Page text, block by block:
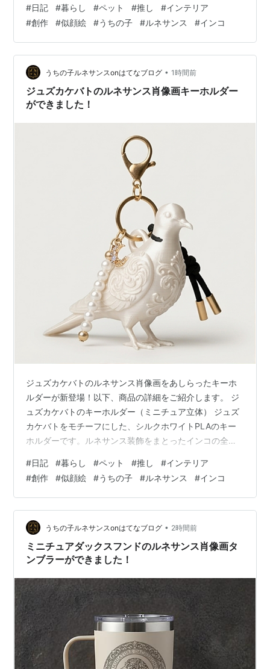
仕様で、表からも裏からもお楽しみいただけます。 ◆ 商
品内容・本体カラー：ブラック・バロック調の立体的な
額縁／アンティーク・ゴールド縁取り塗装仕上げ・表
面・裏面：ルネサンス風カラーアート（両面同じデザイ
ン）・デコレーション・パーツ ランダム3点付き（お好
きな箇所にデコレートしてお使い下さい）…
#日記 #暮らし #ペット #推し #インテリア
#創作 #似顔絵 #うちの子 #ルネサンス #インコ
うちの子ルネサンスonはてなブログ • 1時間前
ジュズカケバトのルネサンス肖像画キーホルダー
ができました！
ジュズカケバトのルネサンス肖像画をあしらったキーホ
ルダーが新登場！以下、商品の詳細をご紹介します。 ジ
ュズカケバトのキーホルダー（ミニチュア立体） ジュズ
カケバトをモチーフにした、シルクホワイトPLAのキー
ホルダーです。ルネサンス装飾をまとったインコの全身
から、パールの房・黒の編みコードと並んで下がりま
す。 ◆ 商品内容・シルクホワイトPLA素材（光沢のある
パールホワイトのシルキー仕上げ）・インコ本体の高さ
約8cm前後（モチーフにより多少前後します）・ナスカ
ン付きで、鍵束・バッグ・ポーチにワンタッチで取り付
けられます ◆ こんなシーンに・お家…
#日記 #暮らし #ペット #推し #インテリア
#創作 #似顔絵 #うちの子 #ルネサンス #インコ
うちの子ルネサンスonはてなブログ • 2時間前
ミニチュアダックスフンドのルネサンス肖像画タ
ンブラーができました！